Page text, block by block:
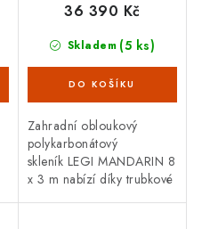
Skladem (5 ks)
36 390 Kč
Zahradní obloukový
polykarbonátový
skleník LEGI MANDARIN 8
x 3 m nabízí díky trubkové